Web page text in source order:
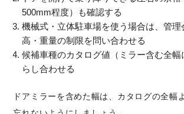
500mm程度）も確認する
機械式・立体駐車場を使う場合は、管理
高・重量の制限を問い合わせる
候補車種のカタログ値（ミラー含む全幅
らし合わせる
ドアミラーを含めた幅は、カタログの全幅